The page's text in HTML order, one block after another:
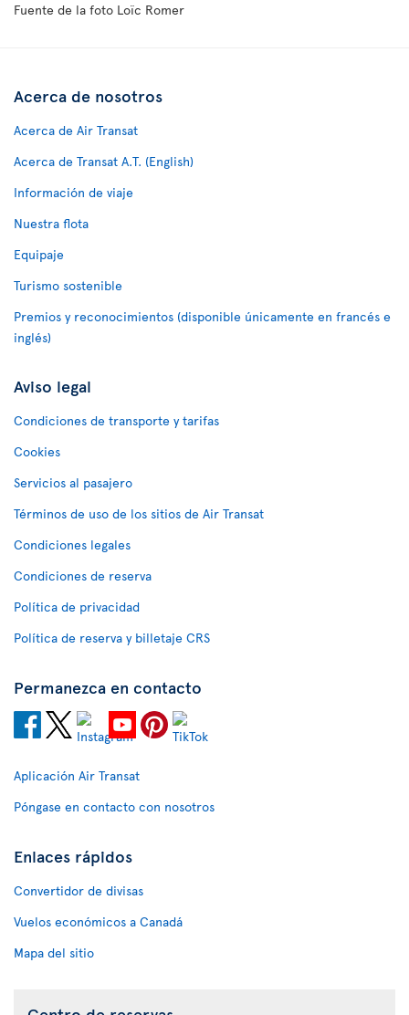
Fuente de la foto Loïc Romer
Acerca de nosotros
Acerca de Air Transat
Acerca de Transat A.T. (English)
Información de viaje
Nuestra flota
Equipaje
Turismo sostenible
Premios y reconocimientos (disponible únicamente en francés e
inglés)
Aviso legal
Condiciones de transporte y tarifas
Cookies
Servicios al pasajero
Términos de uso de los sitios de Air Transat
Condiciones legales
Condiciones de reserva
Política de privacidad
Política de reserva y billetaje CRS
Permanezca en contacto
Aplicación Air Transat
Póngase en contacto con nosotros
Enlaces rápidos
Convertidor de divisas
Vuelos económicos a Canadá
Mapa del sitio